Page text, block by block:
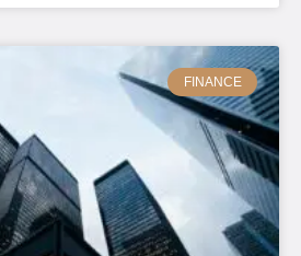
FINANCE